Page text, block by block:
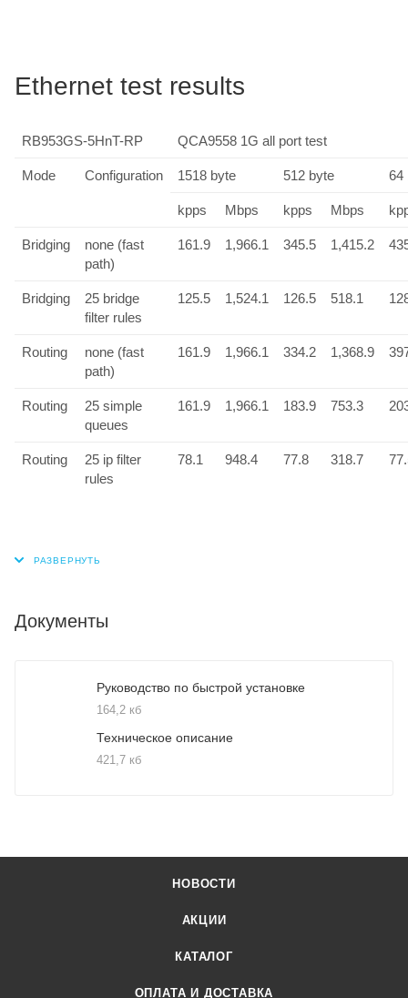
Ethernet test results
RB953GS-5HnT-RP QCA9558 1G all port test
Mode Configuration 1518 byte 512 byte 64
kpps Mbps kpps Mbps
Bridging
none (fast
path)
161.9 1,966.1 345.5 1,415.2
Bridging
25 bridge
filter rules
125.5 1,524.1 126.5 518.1
Routing
none (fast
path)
161.9 1,966.1 334.2 1,368.9
Routing
25 simple
queues
161.9 1,966.1 183.9 753.3
Routing
25 ip filter
rules
78.1 948.4 77.8 318.7
Документы
Руководство по быстрой установке
164,2 кб
Техническое описание
421,7 кб
НОВОСТИ
АКЦИИ
КАТАЛОГ
ОПЛАТА И ДОСТАВКА